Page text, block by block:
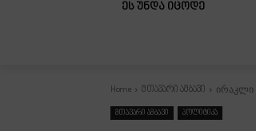
ᲔᲡ ᲣᲜᲓᲐ ᲘᲪᲝᲓᲔ
Home მთავარი ამბავი ირაკლი
მთავარი ამბავი პოლიტიკა